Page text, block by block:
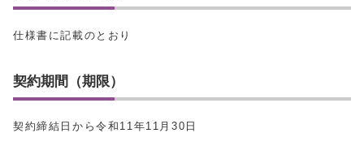
仕様書に記載のとおり
契約期間（期限）
契約締結日から令和11年11月30日